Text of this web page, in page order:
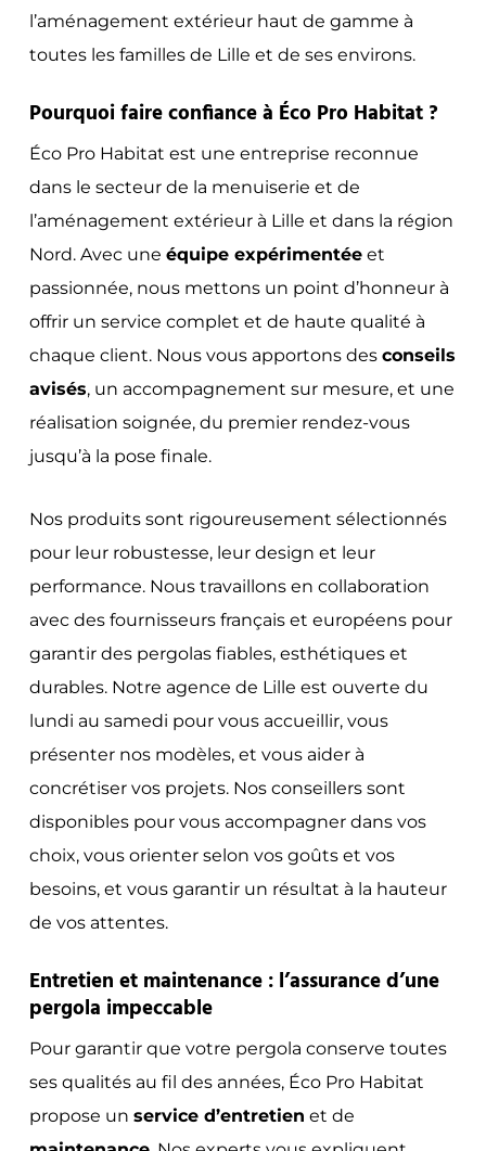
l’aménagement extérieur haut de gamme à
toutes les familles de Lille et de ses environs.
Pourquoi faire confiance à Éco Pro Habitat ?
Éco Pro Habitat est une entreprise reconnue
dans le secteur de la menuiserie et de
l’aménagement extérieur à Lille et dans la région
Nord. Avec une équipe expérimentéeet
passionnée, nous mettons un point d’honneur à
offrir un service complet et de haute qualité à
chaque client. Nous vous apportons des conseils
avisés, un accompagnement sur mesure, et une
réalisation soignée, du premier rendez-vous
jusqu’à la pose finale.
Nos produits sont rigoureusement sélectionnés
pour leur robustesse, leur design et leur
performance. Nous travaillons en collaboration
avec des fournisseurs français et européens pour
garantir des pergolas fiables, esthétiques et
durables. Notre agence de Lille est ouverte du
lundi au samedi pour vous accueillir, vous
présenter nos modèles, et vous aider à
concrétiser vos projets. Nos conseillers sont
disponibles pour vous accompagner dans vos
choix, vous orienter selon vos goûts et vos
besoins, et vous garantir un résultat à la hauteur
de vos attentes.
Entretien et maintenance : l’assurance d’une
pergola impeccable
Pour garantir que votre pergola conserve toutes
ses qualités au fil des années, Éco Pro Habitat
propose un service d’entretien et de